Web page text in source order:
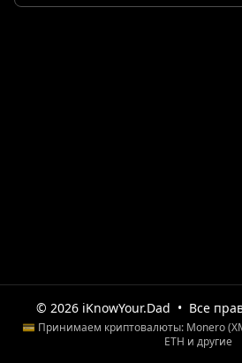
© 2026 iKnowYour.Dad • Все
💳 Принимаем криптовалюты: Monero
ETH и другие